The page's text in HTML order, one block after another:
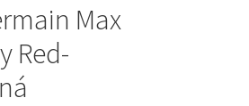
Max
Red-